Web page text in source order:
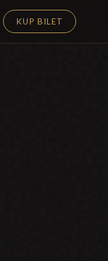
KUP BILET